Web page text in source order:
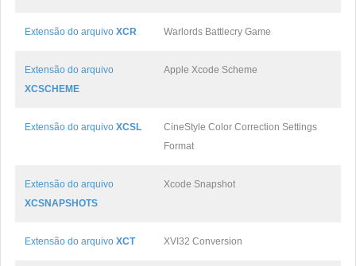
Extensão do arquivo XCR Warlords Battlecry Game
Extensão do arquivo
XCSCHEME
Apple Xcode Scheme
Extensão do arquivo XCSL
CineStyle Color Correction Settings
Format
Extensão do arquivo
XCSNAPSHOTS
Xcode Snapshot
Extensão do arquivo XCT XVI32 Conversion